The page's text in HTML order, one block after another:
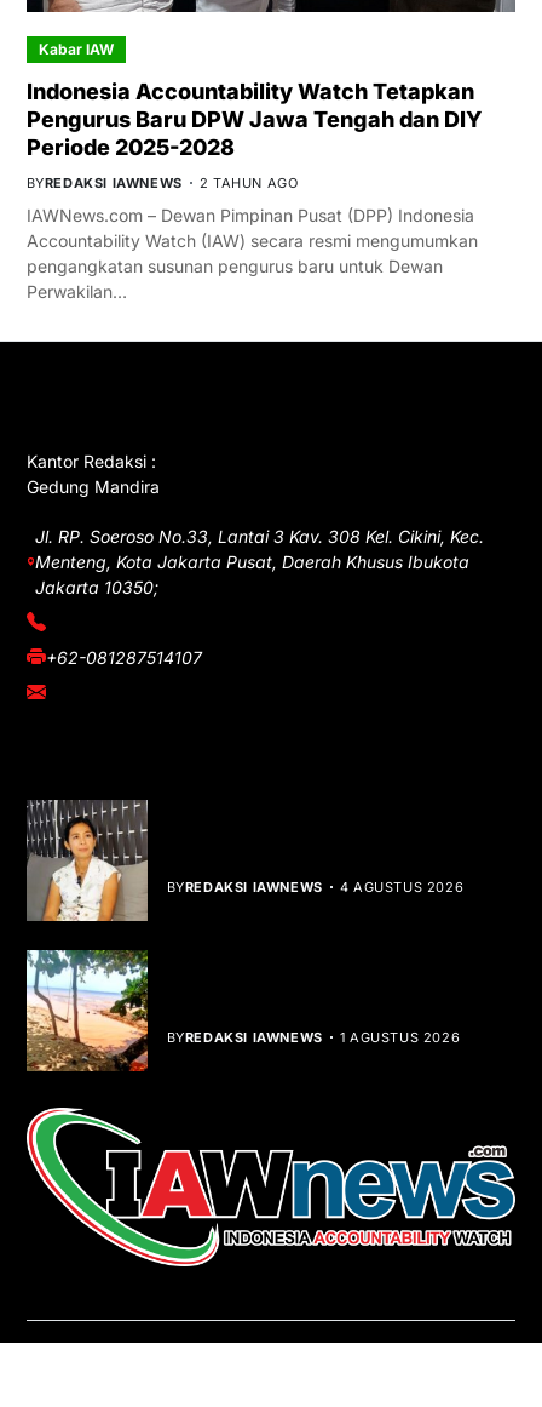
Kabar IAW
Indonesia Accountability Watch Tetapkan
Pengurus Baru DPW Jawa Tengah dan DIY
Periode 2025-2028
BYREDAKSI IAWNEWS 2 TAHUN AGO
IAWNews.com – Dewan Pimpinan Pusat (DPP) Indonesia
Accountability Watch (IAW) secara resmi mengumumkan
pengangkatan susunan pengurus baru untuk Dewan
Perwakilan…
Kantor Redaksi :
Gedung Mandira
Jl. RP. Soeroso No.33, Lantai 3 Kav. 308 Kel. Cikini, Kec.
Menteng, Kota Jakarta Pusat, Daerah Khusus Ibukota
Jakarta 10350;
(021) 3908026
+62-081287514107
adm@iawnews.com
BYREDAKSI IAWNEWS 4 AGUSTUS 2026
BYREDAKSI IAWNEWS 1 AGUSTUS 2026